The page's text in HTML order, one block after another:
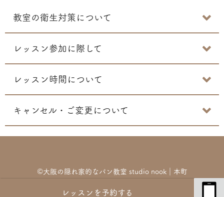
レッスンを予約する
教室の衛生対策について
レッスン参加に際して
レッスン時間について
キャンセル・ご変更について
©︎大阪の隠れ家的なパン教室 studio nook｜本町